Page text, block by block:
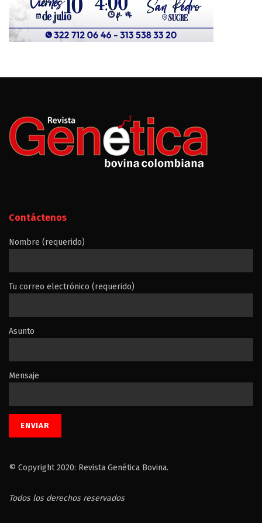
Contáctenos
Nombre (requerido)
Tu correo electrónico (requerido)
Asunto
Mensaje
© Copyright 2020: Revista Genética Bovina.
Todos los derechos reservados